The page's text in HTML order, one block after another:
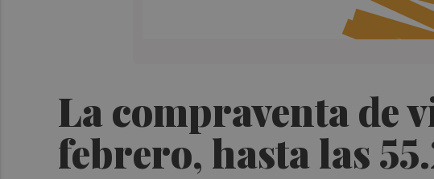
La compraventa de
febrero, hasta las